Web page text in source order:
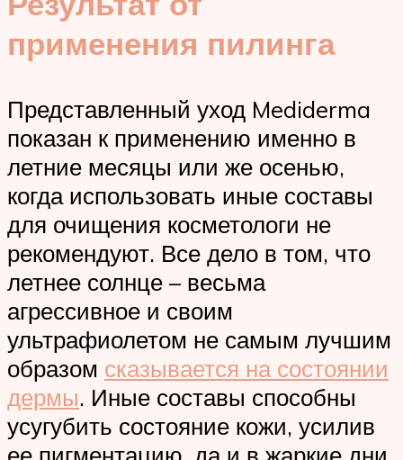
применения пилинга
Представленный уход Mediderma
показан к применению именно в
летние месяцы или же осенью,
когда использовать иные составы
для очищения косметологи не
рекомендуют. Все дело в том, что
летнее солнце – весьма
агрессивное и своим
ультрафиолетом не самым лучшим
образом сказывается на состоянии
дермы. Иные составы способны
усугубить состояние кожи, усилив